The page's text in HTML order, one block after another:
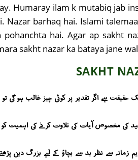
Humaray ilam k mutabiq jab
Nazar barhaq hai. Islami
hai. Agar ap sakht
sakht nazar ka bataya jane
SAKHT
ہے، اگر تقدیر پر کوئی چیز غالب ہو گی
کی مخصوص آیات کی تلاوت کرنے کی اہمیت
زمانہ سے نظر بد سے بچاؤ کے لیے بزرگ دین